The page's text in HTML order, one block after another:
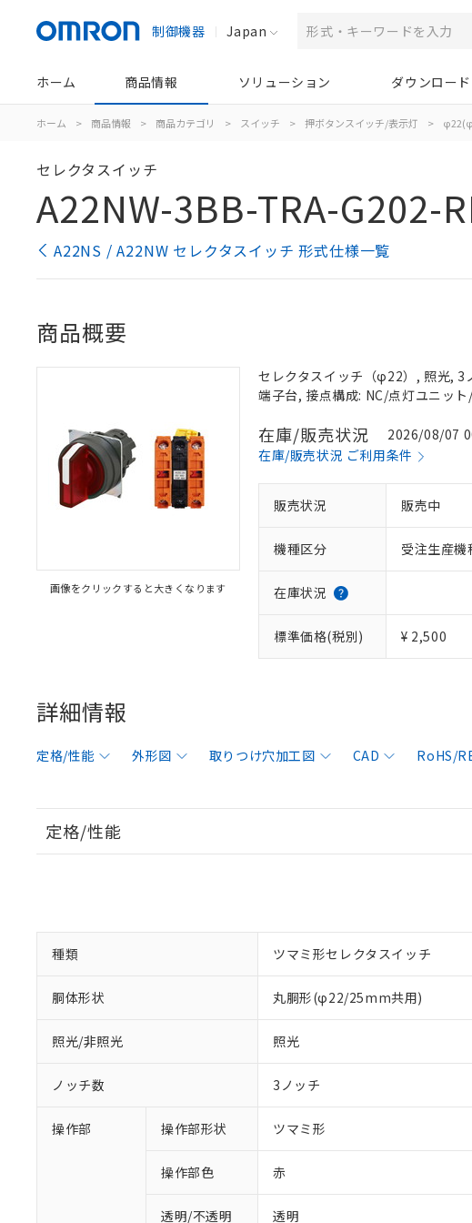
制御機器 Japan
ホーム 商品情報 ソリューション ダウンロード
ホーム > 商品情報 > 商品カテゴリ > スイッチ > 押ボタンスイッチ/表示灯 >
セレクタスイッチ
A22NW-3BB-TRA-G202-
A22NS / A22NW セレクタスイッチ 形式仕様一覧
商品概要
画像をクリックすると大きくなります
セレクタスイッチ（φ22）, 照光, 3
端子台, 接点構成: NC/点灯ユニッ
在庫/販売状況
2026/08/07
在庫/販売状況 ご利用条件
販売状況 販売中
機種区分 受注生産機
在庫状況
標準価格(税別) ¥ 2,500
詳細情報
定格/性能 外形図 取りつけ穴加工図 CAD RoHS/
定格/性能
種類 ツマミ形セレクタスイッチ
胴体形状 丸胴形(φ22/25mm共用)
照光/非照光 照光
ノッチ数 3ノッチ
操作部 操作部形状 ツマミ形
操作部色 赤
透明/不透明 透明